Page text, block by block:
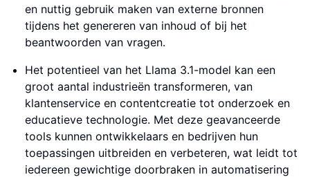
en nuttig gebruik maken van externe bronnen
tijdens het genereren van inhoud of bij het
beantwoorden van vragen.
Het potentieel van het Llama 3.1-model kan een
groot aantal industrieën transformeren, van
klantenservice en contentcreatie tot onderzoek en
educatieve technologie. Met deze geavanceerde
tools kunnen ontwikkelaars en bedrijven hun
toepassingen uitbreiden en verbeteren, wat leidt tot
iedereen gewichtige doorbraken in automatisering